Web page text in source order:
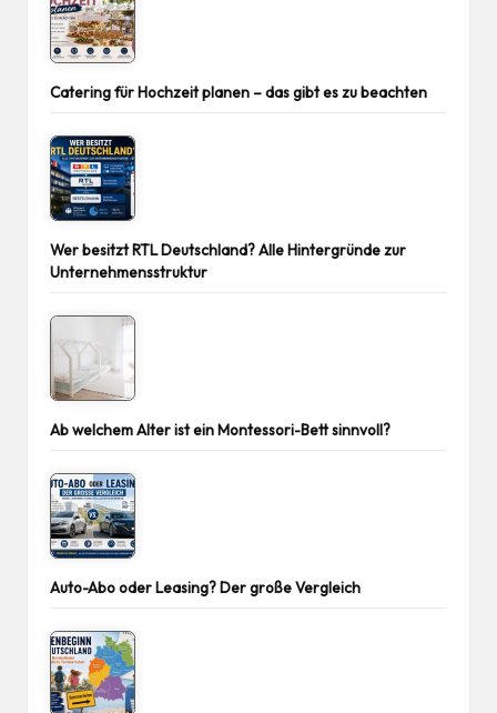
Catering für Hochzeit planen – das gibt es zu beachten
Wer besitzt RTL Deutschland? Alle Hintergründe zur
Unternehmensstruktur
Ab welchem Alter ist ein Montessori-Bett sinnvoll?
Auto-Abo oder Leasing? Der große Vergleich